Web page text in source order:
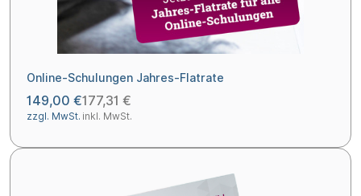
Online-Schulungen Jahres-Flatrate
149,00 €
zzgl. MwSt.
177,31 €
inkl. MwSt.